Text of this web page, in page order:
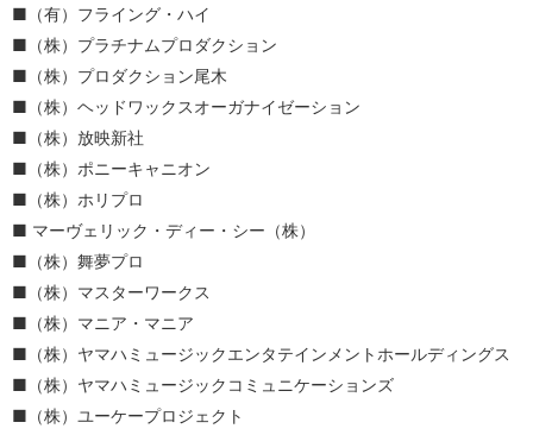
（有）フライング・ハイ
（株）プラチナムプロダクション
（株）プロダクション尾木
（株）ヘッドワックスオーガナイゼーション
（株）放映新社
（株）ポニーキャニオン
（株）ホリプロ
マーヴェリック・ディー・シー（株）
（株）舞夢プロ
（株）マスターワークス
（株）マニア・マニア
（株）ヤマハミュージックエンタテインメントホールディングス
（株）ヤマハミュージックコミュニケーションズ
（株）ユーケープロジェクト